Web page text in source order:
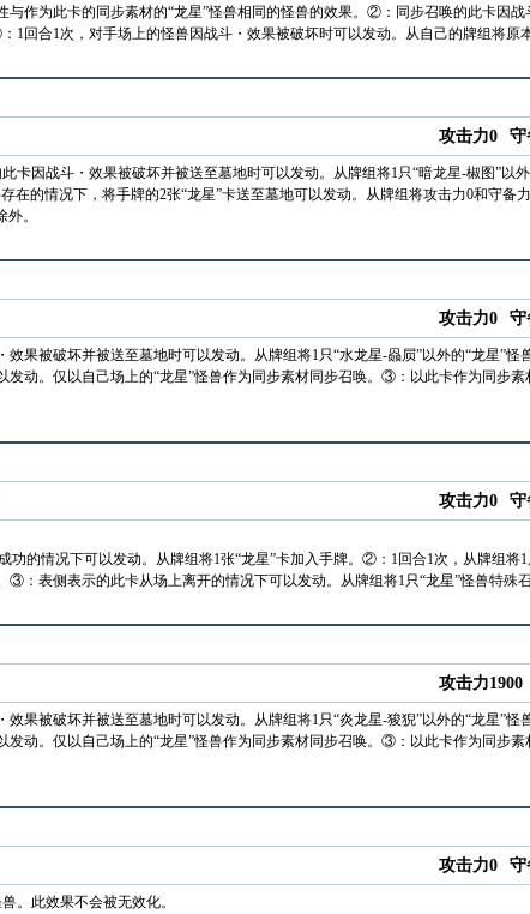
作为此卡的同步素材的“龙星”怪兽相同的怪兽的效果。②：同步召唤的此卡因战
回合1次，对手场上的怪兽因战斗・效果被破坏时可以发动。从自己的牌组将原
攻击力0 守
因战斗・效果被破坏并被送至墓地时可以发动。从牌组将1只“暗龙星-椒图”以
的情况下，将手牌的2张“龙星”卡送至墓地可以发动。从牌组将攻击力0和守备
。
攻击力0 守
果被破坏并被送至墓地时可以发动。从牌组将1只“水龙星-赑屃”以外的“龙星”怪
动。仅以自己场上的“龙星”怪兽作为同步素材同步召唤。③：以此卡作为同步素
攻击力0 守
的情况下可以发动。从牌组将1张“龙星”卡加入手牌。②：1回合1次，从牌组将
：表侧表示的此卡从场上离开的情况下可以发动。从牌组将1只“龙星”怪兽特殊召
攻击力1900
果被破坏并被送至墓地时可以发动。从牌组将1只“炎龙星-狻猊”以外的“龙星”怪
动。仅以自己场上的“龙星”怪兽作为同步素材同步召唤。③：以此卡作为同步素
攻击力0 守
。此效果不会被无效化。